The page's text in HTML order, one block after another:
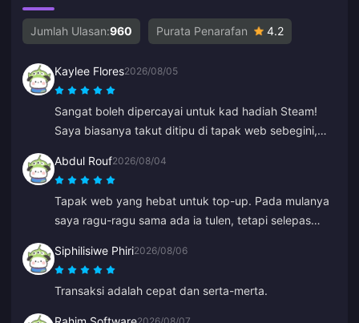
Jumlah Ulasan:960 Purata Penarafan 4.2
Kaylee Flores2026/08/05
Sangat boleh dipercayai untuk kad hadiah Steam!
Saya biasanya takut ditipu di tapak web sebegini,
disyorkan.
Abdul Rouf2026/08/04
Tapak web yang hebat untuk top-up. Pada mulanya
saya ragu-ragu sama ada ia tulen, tetapi selepas
jumlah yang kecil. Ia sampai dalam masa kurang dari
2 minit, jadi saya sangat berpuas hati.
Siphilisiwe Phiri2026/08/06
Transaksi adalah cepat dan serta-merta.
2026/08/07